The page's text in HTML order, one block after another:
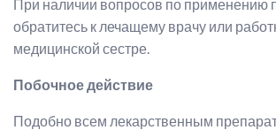
При наличии вопросов по применению
обратитесь к лечащему врачу или
медицинской сестре.
Побочное действие
Подобно всем лекарственным